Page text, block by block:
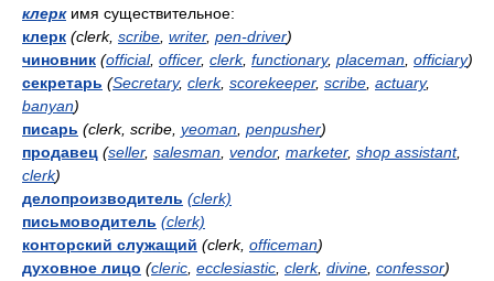
клерк имя существительное:
клерк (clerk, scribe writer, pen-driver)
чиновник (official, officer, clerk, functionary, placeman officiary)
секретарь (Secretary, clerk, scorekeeper, scribe actuary,
banyan)
писарь (clerk, scribe, yeoman penpusher)
продавец (seller, salesman vendor, marketer, shop assistant,
clerk)
делопроизводитель (clerk)
письмоводитель (clerk)
конторский служащий (clerk, officeman)
духовное лицо (cleric ecclesiastic clerk, divine confessor)